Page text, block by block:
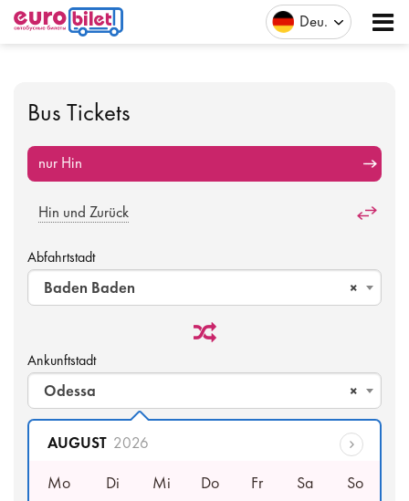
Deu
Bus Tickets
nur Hin
Hin und Zurück
Abfahrtstadt
×
Baden Baden
Ankunftstadt
×
Odessa
AUGUST 2026
Mo Di Mi Do Fr Sa So